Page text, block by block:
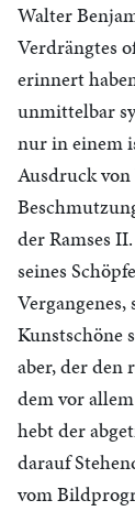
Walter
Verdrängtes
erinnert
unmittelbar
nur in einem
Ausdruck
der Ramses
seines
Kunstschöne
aber, der den
dem vor
hebt der
darauf
vom